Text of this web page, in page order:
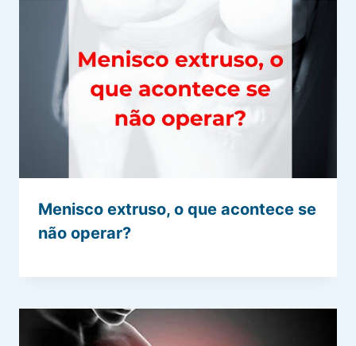
Menisco extruso, o que acontece se
não operar?